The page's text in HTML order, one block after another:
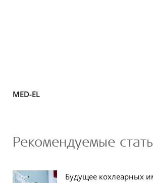
MED-EL
Рекомендуемые
Будущее кохлеарных